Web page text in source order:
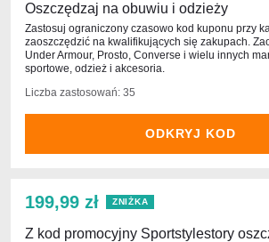
Oszczędzaj na obuwiu i odzieży
Zastosuj ograniczony czasowo kod kuponu przy
zaoszczędzić na kwalifikujących się zakupach.
Under Armour, Prosto, Converse i wielu innych
sportowe, odzież i akcesoria.
Liczba zastosowań: 35
ODKRYJ KOD
199,99 zł ZNIŻKA
Z kod promocyjny Sportstylestory